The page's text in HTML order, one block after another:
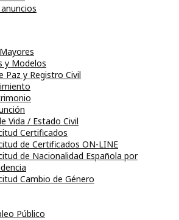
y Modelos
Paz y Registro Civil
Vida / Estado Civil
Certificados
de Certificados ON-LINE
de Nacionalidad Española por
Cambio de Género
Público